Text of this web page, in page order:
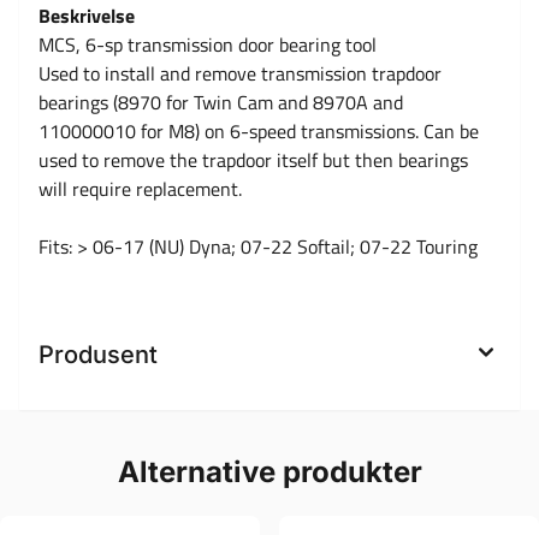
Beskrivelse
MCS, 6-sp transmission door bearing tool
Used to install and remove transmission trapdoor
bearings (8970 for Twin Cam and 8970A and
110000010 for M8) on 6-speed transmissions. Can be
used to remove the trapdoor itself but then bearings
will require replacement.
Fits: > 06-17 (NU) Dyna; 07-22 Softail; 07-22 Touring
Produsent
Alternative produkter